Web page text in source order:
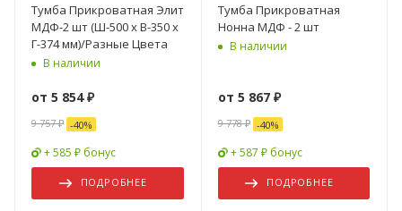
Тумба Прикроватная Элит
МДФ-2 шт (Ш-500 х В-350 х
Г-374 мм)/Разные Цвета
В наличии
от 5 854 ₽
9 757 ₽ -40%
+ 585 ₽ бонус
ПОДРОБНЕЕ
Тумба Прикроватная
Нонна МДФ - 2 шт
В наличии
от 5 867 ₽
9 778 ₽ -40%
+ 587 ₽ бонус
ПОДРОБНЕЕ